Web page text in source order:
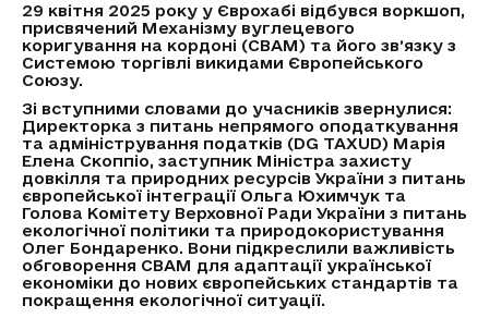
29 квітня 2025 року у Єврохабі відбувся воркшоп,
присвячений Механізму вуглецевого
коригування на кордоні (CBAM) та його звʼязку з
Системою торгівлі викидами Європейського
Союзу.
Зі вступними словами до учасників звернулися:
Директорка з питань непрямого оподаткування
та адміністрування податків (DG TAXUD) Марія
Елена Скоппіо, заступник Міністра захисту
довкілля та природних ресурсів України з питань
європейської інтеграції Ольга Юхимчук та
Голова Комітету Верховної Ради України з питань
екологічної політики та природокористування
Олег Бондаренко. Вони підкреслили важливість
обговорення CBAM для адаптації української
економіки до нових європейських стандартів та
покращення екологічної ситуації.